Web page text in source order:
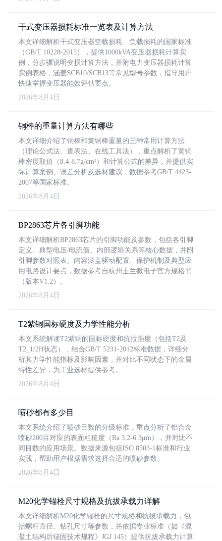
干式变压器损耗标准一览表及计算方法
本文详细解析干式变压器空载损耗、负载损耗的国家标准
（GB/T 10228-2015），提供1000kVA变压器损耗计算实
例，分步骤说明变损计算方法，并附电力变压器损耗计算
实例表格，涵盖SCB10/SCB13等常见型号参数，指导用户
快速掌握变压器能效评估要点。
2026年8月4日
铜棒的重量计算方法有哪些
本文详细介绍了铜棒和黄铜棒重量的三种常用计算方法
（理论公式法、查表法、在线工具法），重点解析了黄铜
棒密度取值（8.4-8.7g/cm³）和计算公式的差异，并提供实
际计算案例、误差分析及选材建议，数据参考GB/T 4423-
2007等国家标准。
2026年8月4日
BP2863芯片各引脚功能
本文详细解析BP2863芯片的引脚功能及参数，包括各引脚
定义、典型电压/电流值、内部逻辑关系等核心数据，并附
引脚参数对照表。内容涵盖驱动配置、保护机制及典型应
用电路设计要点，数据参考自杭州士兰微电子官方规格书
（版本V1.2）。
2026年8月4日
T2紫铜国标硬度及力学性能分析
本文系统解读T2紫铜的国标硬度和抗拉强度（包括T2及
T2_1/2H状态），结合GB/T 5231-2012标准数据，详细分
析其力学性能指标及影响因素，并对比不同状态下的金属
特性差异，为工业选材提供参考。
2026年8月4日
喷砂都有多少目
本文系统介绍了喷砂目数的分级标准，重点分析了铝合金
喷砂200目对应的表面粗糙度（Ra 3.2-6.3μm），并对比不
同目数的应用场景。数据来源包括ISO 8503-1标准和行业
实践，帮助用户根据需求选择合适的喷砂参数。
2026年8月4日
M20化学锚栓尺寸规格及抗拔承载力详解
本文详细解析M20化学锚栓的尺寸规格和抗拔承载力，包
括螺杆直径、钻孔尺寸等参数，并依据专业标准（如《混
凝土结构后锚固技术规程》JGJ 145）提供抗拔承载力计算